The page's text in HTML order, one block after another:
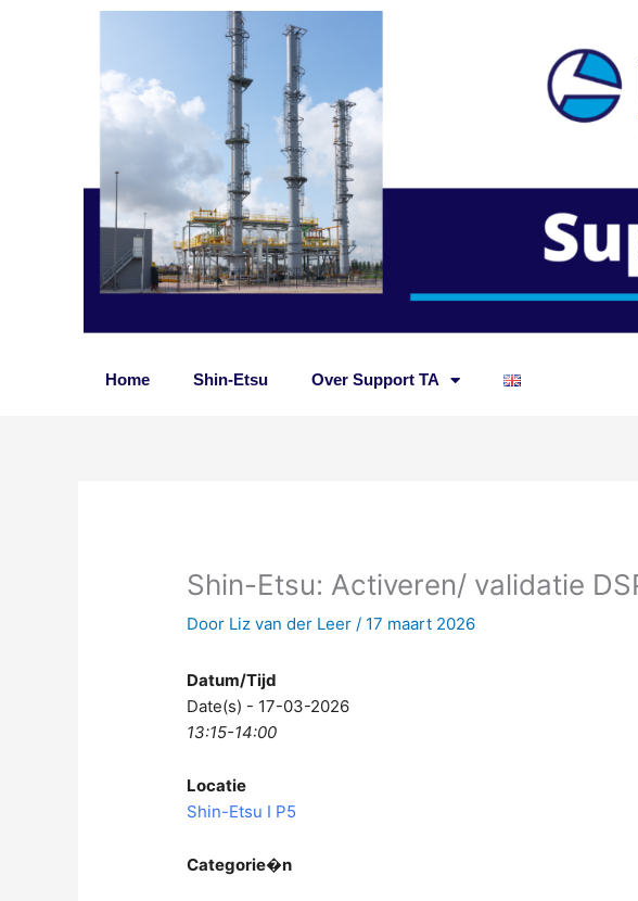
Home Shin-Etsu Over Support TA
Shin-Etsu: Activeren/ validatie
Door Liz van der Leer/ 17 maart 2026
Datum/Tijd
Date(s) - 17-03-2026
13:15-14:00
Locatie
Shin-Etsu I P5
Categorie�n